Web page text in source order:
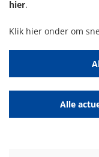
hier.
Klik hier onder om
Alle